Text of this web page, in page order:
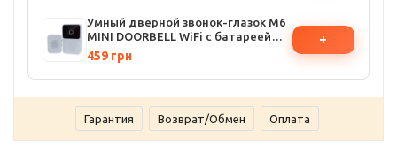
Умный дверной звонок-глазок M6
MINI DOORBELL WiFi с батареей
800mAh и зарядкой через Type-C
459 грн
+
Гарантия Возврат/Обмен Оплата